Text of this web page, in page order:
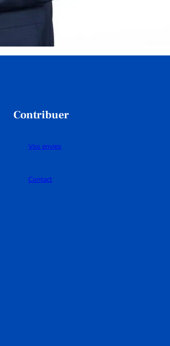
Contribuer
Vos envies
Contact